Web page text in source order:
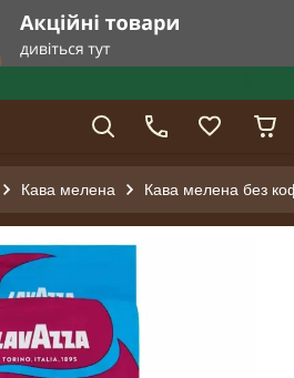
Кава мелена Кава мелена без